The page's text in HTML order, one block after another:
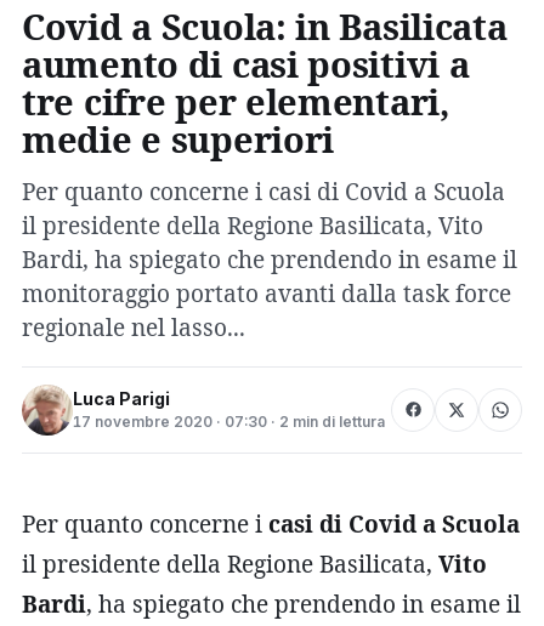
Covid a Scuola: in Basilicata
aumento di casi positivi a
tre cifre per elementari,
medie e superiori
Per quanto concerne i casi di Covid a Scuola
il presidente della Regione Basilicata, Vito
Bardi, ha spiegato che prendendo in esame il
monitoraggio portato avanti dalla task force
regionale nel lasso...
Luca Parigi
17 novembre 2020 · 07:30 · 2 min di lettura
Per quanto concerne i casi di Covid a Scuola
il presidente della Regione Basilicata, Vito
Bardi, ha spiegato che prendendo in esame il